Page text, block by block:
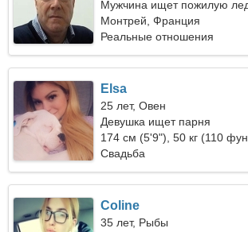
Мужчина ищет пожилую
Монтрей, Франция
Реальные отношения
Elsa
25 лет, Овен
Девушка ищет парня
174 см (5'9"), 50 кг (110
Свадьба
Coline
35 лет, Рыбы